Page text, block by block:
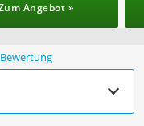
Angebot »